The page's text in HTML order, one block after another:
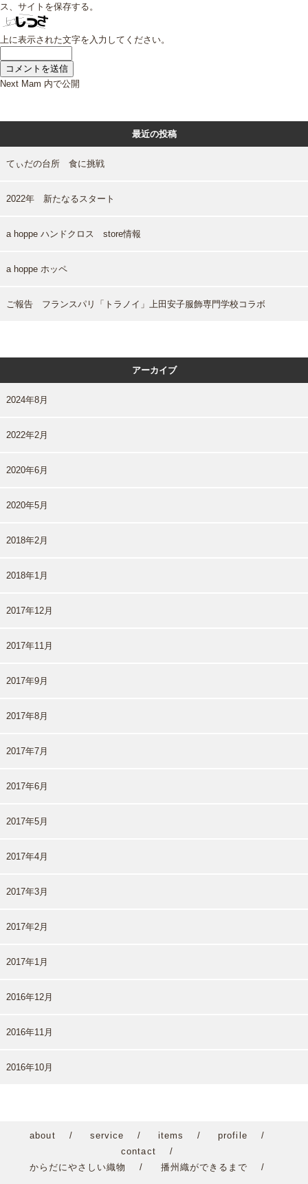
ス、サイトを保存する。
上に表示された文字を入力してください。
投
ビ
ー
シ
Next Mam 内で公開
最近の投稿
てぃだの台所 食に挑戦
2022年 新たなるスタート
a hoppe ハンドクロス store情報
a hoppe ホッペ
ご報告 フランスパリ「トラノイ」上田安子服飾専門学校コラボ
アーカイブ
2024年8月
2022年2月
2020年6月
2020年5月
2018年2月
2018年1月
2017年12月
2017年11月
2017年9月
2017年8月
2017年7月
2017年6月
2017年5月
2017年4月
2017年3月
2017年2月
2017年1月
2016年12月
2016年11月
2016年10月
about service items
profile
contact
からだにやさしい織物
播州織ができるまで